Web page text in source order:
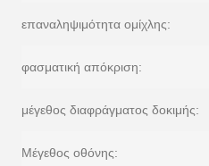
επαναληψιμότητα ομίχλης:
φασματική απόκριση:
μέγεθος διαφράγματος δοκιμής:
Μέγεθος οθόνης: